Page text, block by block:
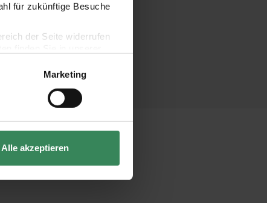
für zukünftige Besuche
der Seite widerrufen
Marketing
Alle akzeptieren